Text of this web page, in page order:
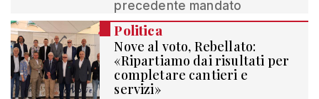
precedente mandato
Politica
Nove al voto, Rebellato:
«Ripartiamo dai risultati per
completare cantieri e
servizi»